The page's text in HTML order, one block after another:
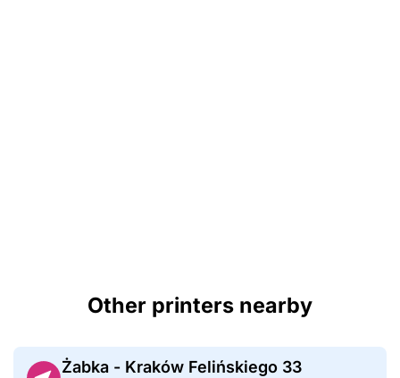
Other printers nearby
Żabka - Kraków Felińskiego 33